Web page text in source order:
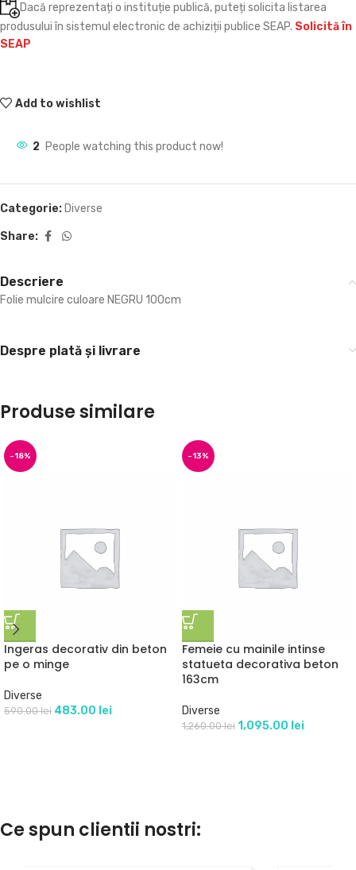
Dacă reprezentați o instituție publică, puteți solicita listarea
produsului în sistemul electronic de achiziții publice SEAP. Solicită în
SEAP
Add to wishlist
2 People watching this product now!
Categorie: Diverse
Share:
Descriere
Folie mulcire culoare NEGRU 100cm
Despre plată și livrare
Produse similare
-18%
Ingeras decorativ din beton
pe o minge
Diverse
590.00lei 483.00 lei
-13%
Femeie cu mainile intinse
statueta decorativa beton
163cm
Diverse
1,260.00lei 1,095.00 lei
Ce spun clientii nostri: